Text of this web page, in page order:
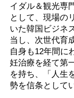
イダル＆観光専
として、現場の
いた韓国ビジネ
当し、次世代育
自身も12年間に
妊治療を経て第
を持ち、「人生
勢を信条として